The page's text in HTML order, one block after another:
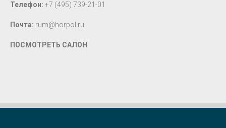
Телефон: +7 (495) 739-21-01
Почта: rum@horpol.ru
ПОСМОТРЕТЬ САЛОН